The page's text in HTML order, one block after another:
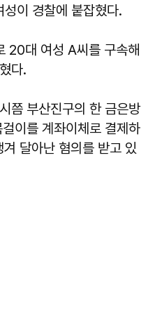
이 경찰에 붙잡혔다.
20대 여성 A씨를 구속해
다.
쯤 부산진구의 한 금은방
이를 계좌이체로 결제하
달아난 혐의를 받고 있